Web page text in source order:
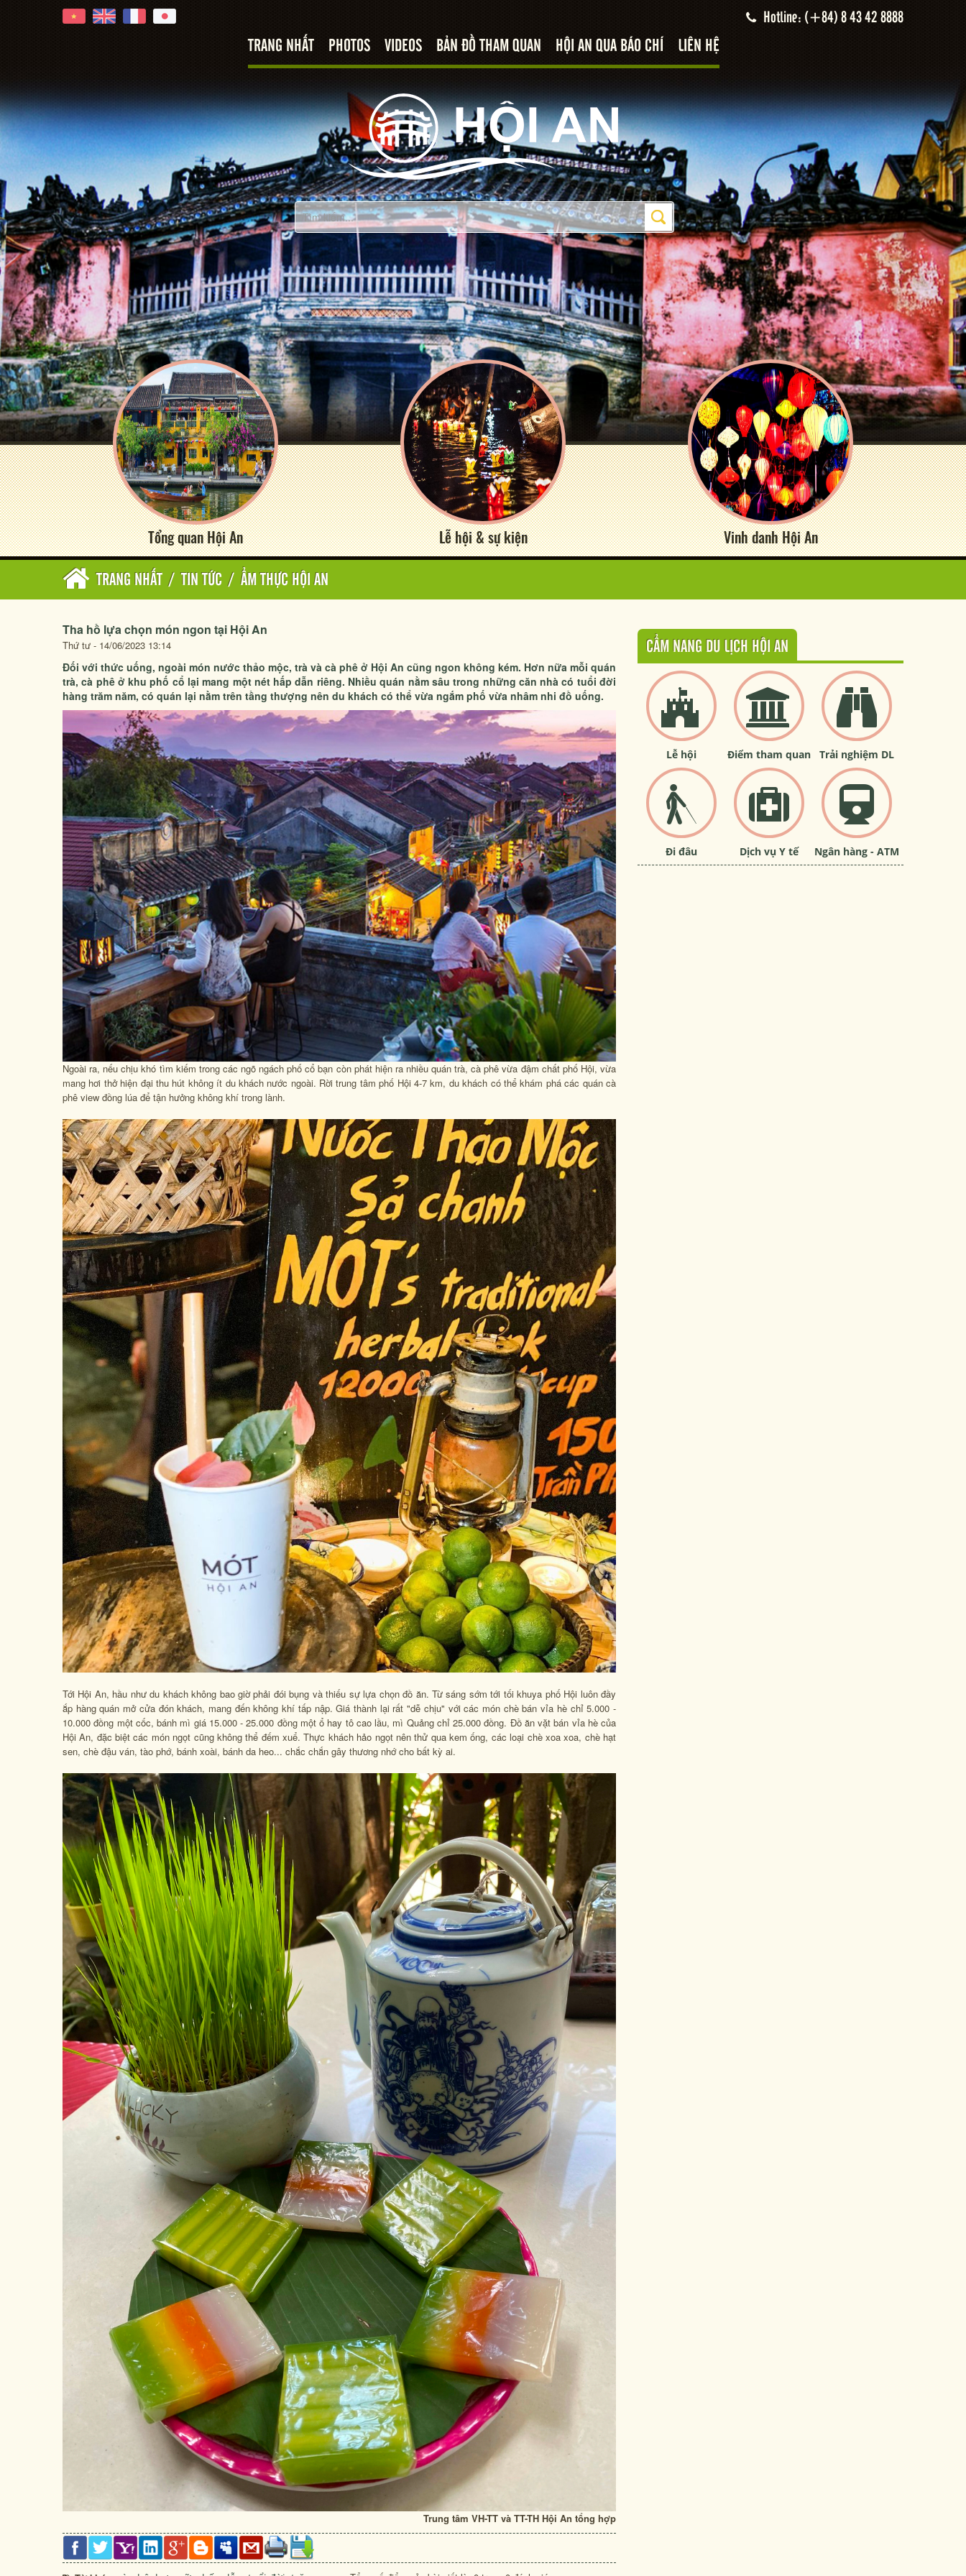
Hotline: (+84) 8 43 42 8888
TRANG NHẤT PHOTOS VIDEOS BẢN ĐỒ THAM QUAN HỘI AN QUA BÁO CHÍ LIÊN HỆ
Tổng quan Hội An Lễ hội & sự kiện Vinh danh Hội An
TRANG NHẤT / TIN TỨC / ẨM THỰC HỘI AN
Tha hồ lựa chọn món ngon tại Hội An
Thứ tư - 14/06/2023 13:14
Đối với thức uống, ngoài món nước thảo mộc, trà và cà phê ở Hội An cũng ngon không kém. Hơn nữa mỗi quán
trà, cà phê ở khu phố cổ lại mang một nét hấp dẫn riêng. Nhiều quán nằm sâu trong những căn nhà có tuổi đời
hàng trăm năm, có quán lại nằm trên tầng thượng nên du khách có thể vừa ngắm phố vừa nhâm nhi đồ uống.
Ngoài ra, nếu chịu khó tìm kiếm trong các ngõ ngách phố cổ bạn còn phát hiện ra nhiều quán trà, cà phê vừa đậm chất phố Hội, vừa
mang hơi thở hiện đại thu hút không ít du khách nước ngoài. Rời trung tâm phố Hội 4-7 km, du khách có thể khám phá các quán cà
phê view đồng lúa để tận hưởng không khí trong lành.
Tới Hội An, hầu như du khách không bao giờ phải đói bụng và thiếu sự lựa chọn đồ ăn. Từ sáng sớm tới tối khuya phố Hội luôn đầy
ắp hàng quán mở cửa đón khách, mang đến không khí tấp nập. Giá thành lại rất "dễ chịu" với các món chè bán vỉa hè chỉ 5.000 -
10.000 đồng một cốc, bánh mì giá 15.000 - 25.000 đồng một ổ hay tô cao lầu, mì Quảng chỉ 25.000 đồng. Đồ ăn vặt bán vỉa hè của
Hội An, đặc biệt các món ngọt cũng không thể đếm xuể. Thực khách hảo ngọt nên thử qua kem ống, các loại chè xoa xoa, chè hạt
sen, chè đậu ván, tào phớ, bánh xoài, bánh da heo... chắc chắn gây thương nhớ cho bất kỳ ai.
Trung tâm VH-TT và TT-TH Hội An tổng hợp
CẨM NANG DU LỊCH HỘI AN
Lễ hội Điểm tham quan Trải nghiệm DL
Đi đâu Dịch vụ Y tế Ngân hàng - ATM